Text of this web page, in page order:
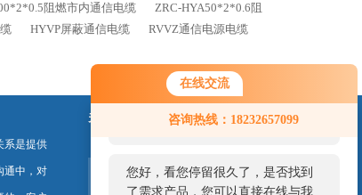
在线交流
咨询热线：18232657099
您好！欢迎前来咨询，很高兴为您
服务，请问您要咨询什么问题呢？
您好，看您停留很久了，是否找到
了需求产品，您可以直接在线与我
阻燃市内通信电缆
ZRC-HYA50*2*0.6阻
HYVP屏蔽通信电缆
RVVZ通信电源电缆
系是提供
通中，对
关注我们